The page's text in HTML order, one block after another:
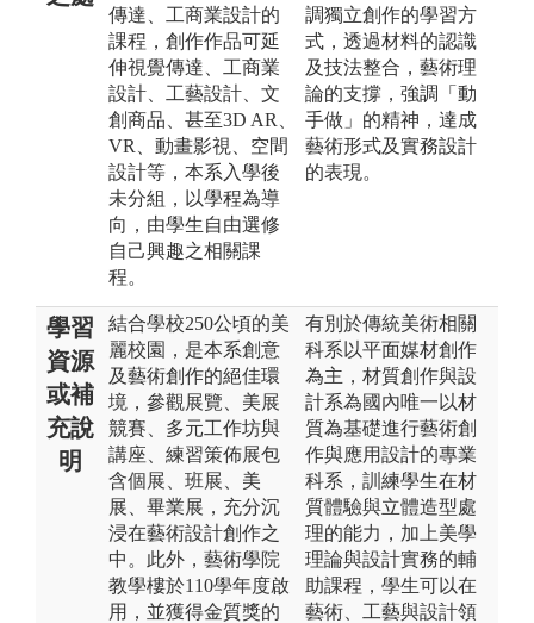
傳達、工商業設計的
課程，創作作品可延
伸視覺傳達、工商業
設計、工藝設計、文
創商品、甚至3D AR、
VR、動畫影視、空間
設計等，本系入學後
未分組，以學程為導
向，由學生自由選修
自己興趣之相關課
程。
調獨立創作的學習方
式，透過材料的認識
及技法整合，藝術理
論的支撐，強調「動
手做」的精神，達成
藝術形式及實務設計
的表現。
學習
資源
或補
充說
明
結合學校250公頃的美
麗校園，是本系創意
及藝術創作的絕佳環
境，參觀展覽、美展
競賽、多元工作坊與
講座、練習策佈展包
含個展、班展、美
展、畢業展，充分沉
浸在藝術設計創作之
中。此外，藝術學院
教學樓於110學年度啟
用，並獲得金質獎的
有別於傳統美術相關
科系以平面媒材創作
為主，材質創作與設
計系為國內唯一以材
質為基礎進行藝術創
作與應用設計的專業
科系，訓練學生在材
質體驗與立體造型處
理的能力，加上美學
理論與設計實務的輔
助課程，學生可以在
藝術、工藝與設計領